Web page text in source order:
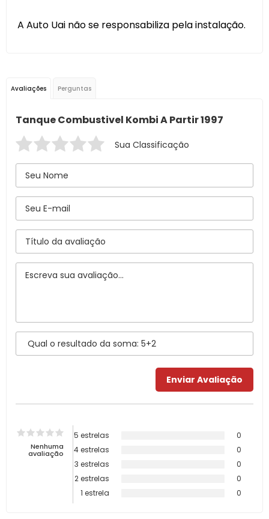
A Auto Uai não se responsabiliza pela instalação.
Avaliações Perguntas
Tanque Combustivel Kombi A Partir 1997
Sua Classificação
Nenhuma
avaliação
5 estrelas
0
4 estrelas
0
3 estrelas
0
2 estrelas
0
1 estrela
0